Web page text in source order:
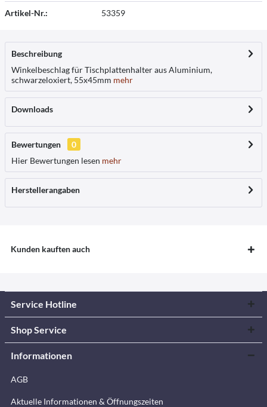
Artikel-Nr.: 53359
Beschreibung
Winkelbeschlag für Tischplattenhalter aus Aluminium,
schwarzeloxiert, 55x45mm mehr
Downloads
Bewertungen
0
Hier Bewertungen lesen mehr
Herstellerangaben
Kunden kauften auch
Service Hotline
Shop Service
Informationen
AGB
Aktuelle Informationen & Öffnungszeiten